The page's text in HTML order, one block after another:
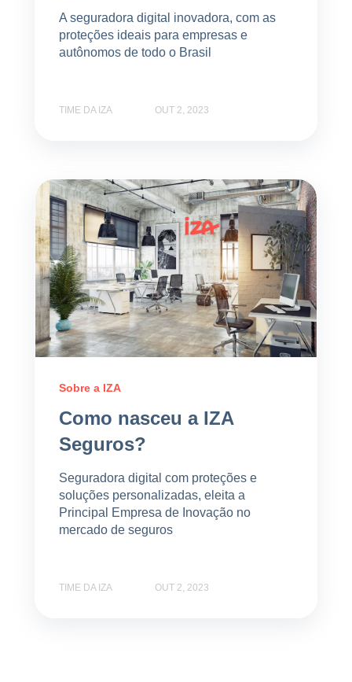
A seguradora digital inovadora, com as
proteções ideais para empresas e
autônomos de todo o Brasil
TIME DA IZA OUT 2, 2023
Sobre a IZA
Como nasceu a IZA
Seguros?
Seguradora digital com proteções e
soluções personalizadas, eleita a
Principal Empresa de Inovação no
mercado de seguros
TIME DA IZA OUT 2, 2023